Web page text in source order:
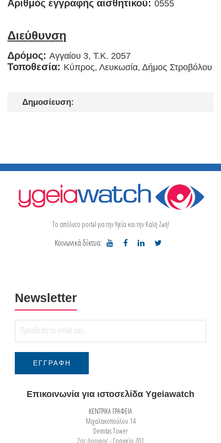
Αριθμός εγγραφής αισθητικού: 0555
Διεύθυνση
Δρόμος: Αγγαίου 3, T.K. 2057
Τοποθεσία: Κύπρος, Λευκωσία, Δήμος Στροβόλου
Δημοσίευση:
Το απόλυτο portal για την Υγεία και την Καλή Ζωή!
Κοινωνικά δίκτυα:
Newsletter
Επικοινωνία για ιστοσελίδα Ygeiawatch
ΚΕΝΤΡΙΚΑ ΓΡΑΦΕΙΑ
Μιχαλακοπούλου 14
Demitas Tower
2ος όροφος - Γραφείο 201